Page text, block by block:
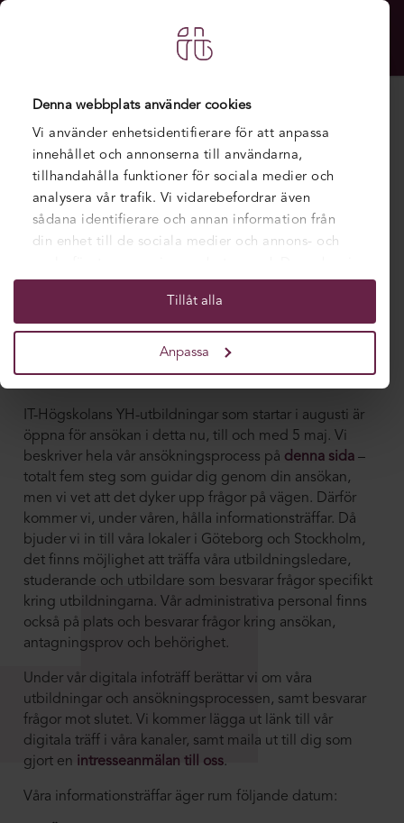
Denna webbplats använder cookies
Vi använder enhetsidentifierare för att anpassa
innehållet och annonserna till användarna,
tillhandahålla funktioner för sociala medier och
analysera vår trafik. Vi vidarebefordrar även
sådana identifierare och annan information från
din enhet till de sociala medier och annons- och
information som du har tillhandahållit eller som
de har samlat in när du har använt deras tjänster.
Tillåt alla
Anpassa
Välkommen till vårens
informationsträffar
IT-Högskolans YH-utbildningar som startar i augusti är
öppna för ansökan i detta nu, till och med 5 maj. Vi
beskriver hela vår ansökningsprocess på denna sida –
totalt fem steg som guidar dig genom din ansökan,
men vi vet att det dyker upp frågor på vägen. Därför
kommer vi, under våren, hålla informationsträffar. Då
bjuder vi in till våra lokaler i Göteborg och Stockholm,
det finns möjlighet att träffa våra utbildningsledare,
studerande och utbildare som besvarar frågor specifikt
kring utbildningarna. Vår administrativa personal finns
också på plats och besvarar frågor kring ansökan,
antagningsprov och behörighet.
Under vår digitala infoträff berättar vi om våra
utbildningar och ansökningsprocessen, samt besvarar
frågor mot slutet. Vi kommer lägga ut länk till vår
digitala träff i våra kanaler, samt maila ut till dig som
gjort en intresseanmälan till oss.
Våra informationsträffar äger rum följande datum: